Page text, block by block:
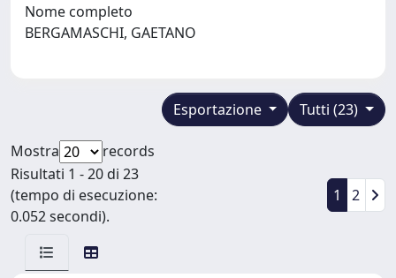
Nome completo
BERGAMASCHI, GAETANO
Tutti (23)
Esportazione
Mostra
records
Risultati 1 - 20 di 23
(tempo di esecuzione:
0.052 secondi).
1 2